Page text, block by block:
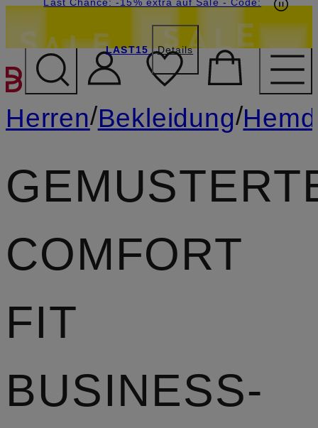
ZUM HAUPTINHALT
LAST15 Details
Herren/Bekleidung/
COMFORT
FIT
BUSINESS-